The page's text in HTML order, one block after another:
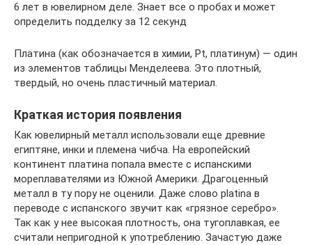
6 лет в ювелирном деле. Знает все о пробах и может
определить подделку за 12 секунд
Платина (как обозначается в химии, Pt, платинум) — один
из элементов таблицы Менделеева. Это плотный,
твердый, но очень пластичный материал.
Краткая история появления
Как ювелирный металл использовали еще древние
египтяне, инки и племена чибча. На европейский
континент платина попала вместе с испанскими
мореплавателями из Южной Америки. Драгоценный
металл в ту пору не оценили. Даже слово platina в
переводе с испанского звучит как «грязное серебро».
Так как у нее высокая плотность, она тугоплавкая, ее
считали непригодной к употреблению. Зачастую даже